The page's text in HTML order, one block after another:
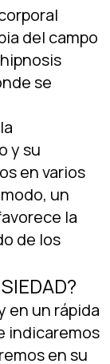
del campo
se
y su
en varios
un
la
de los
en un rápida
indicaremos
en su